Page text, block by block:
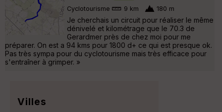
Cyclotourisme 9 km 180 m
Je cherchais un circuit pour réaliser le même
dénivelé et kilométrage que le 70.3 de
Gerardmer près de chez moi pour me
préparer. On est a 94 kms pour 1800 d+ ce qui est presque ok.
Pas très sympa pour du cyclotourisme mais très efficace pour
s'entraîner à grimper. »
Villes